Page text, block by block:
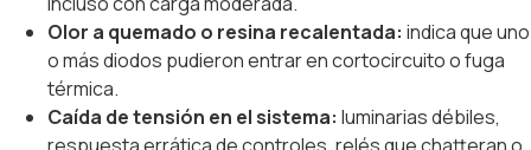
Olor a quemado o resina recalentada: indica que uno
o más diodos pudieron entrar en cortocircuito o fuga
térmica.
Caída de tensión en el sistema: luminarias débiles,